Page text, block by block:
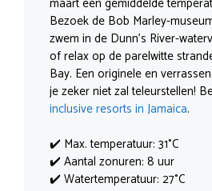
Bezoek de Bob Marley-
zwem in de Dunn’s River-
of relax op de parelwitte
Bay. Een originele en
je zeker niet zal teleurstellen!
inclusive resorts in Jamaica.
✔️ Max. temperatuur: 31°C
✔️ Aantal zonuren: 8 uur
✔️ Watertemperatuur: 27°C